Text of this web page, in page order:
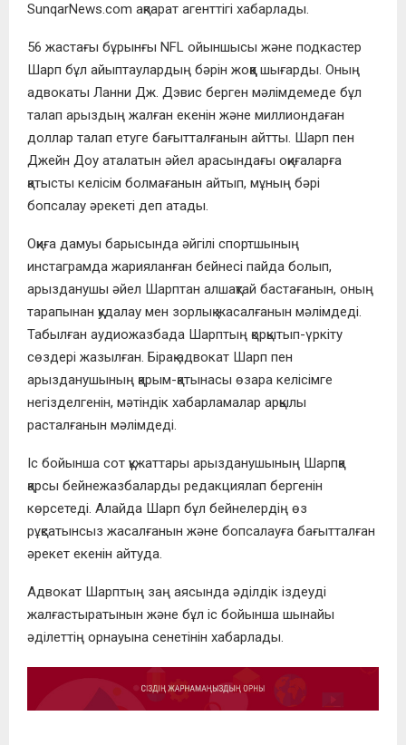
SunqarNews.com ақпарат агенттігі хабарлады.
56 жастағы бұрынғы NFL ойыншысы және подкастер
Шарп бұл айыптаулардың бәрін жоққа шығарды. Оның
адвокаты Ланни Дж. Дэвис берген мәлімдемеде бұл
талап арыздың жалған екенін және миллиондаған
доллар талап етуге бағытталғанын айтты. Шарп пен
Джейн Доу аталатын әйел арасындағы оқиғаларға
қатысты келісім болмағанын айтып, мұның бәрі
бопсалау әрекеті деп атады.
Оқиға дамуы барысында әйгілі спортшының
инстаграмда жарияланған бейнесі пайда болып,
арызданушы әйел Шарптан алшақтай бастағанын, оның
тарапынан қудалау мен зорлық жасалғанын мәлімдеді.
Табылған аудиожазбада Шарптың қорқытып-үркіту
сөздері жазылған. Бірақ адвокат Шарп пен
арызданушының қарым-қатынасы өзара келісімге
негізделгенін, мәтіндік хабарламалар арқылы
расталғанын мәлімдеді.
Іс бойынша сот құжаттары арызданушының Шарпқа
қарсы бейнежазбаларды редакциялап бергенін
көрсетеді. Алайда Шарп бұл бейнелердің өз
рұқсатынсыз жасалғанын және бопсалауға бағытталған
әрекет екенін айтуда.
Адвокат Шарптың заң аясында әділдік іздеуді
жалғастыратынын және бұл іс бойынша шынайы
әділеттің орнауына сенетінін хабарлады.